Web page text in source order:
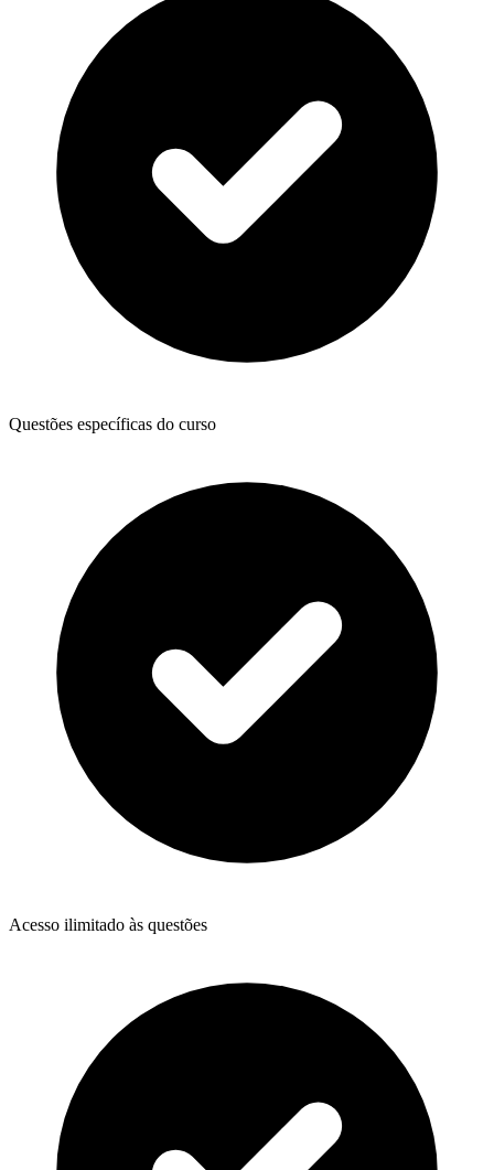
Questões específicas do curso
Acesso ilimitado às questões